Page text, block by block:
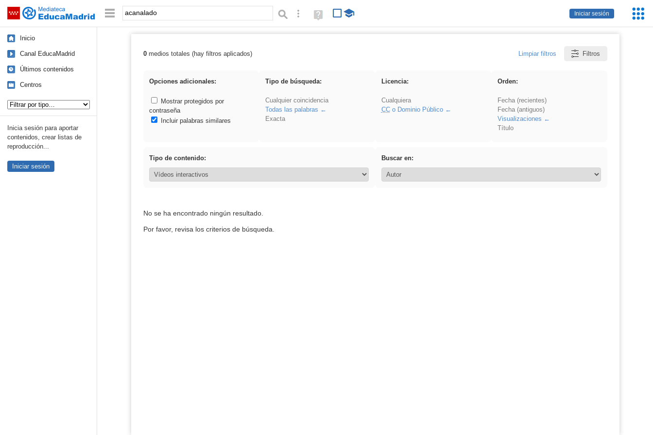
Saltar navegación
Iniciar sesión
Palabra o frase: Búsqueda avanzada
Ayuda
(en
Inicio
Canal EducaMadrid
Últimos contenidos
Centros
Inicia sesión para aportar
contenidos, crear listas de
reproducción...
Iniciar sesión
Resultados de: acanalado
0medios totales (hay filtros aplicados) Limpiar filtros Filtros
Opciones adicionales:
Mostrar protegidos por
contraseña
Incluir palabras similares
Tipo de búsqueda:
Cualquier coincidencia
Todas las palabras
Exacta
Licencia:
Cualquiera
CCo Dominio Público
Orden:
Fecha (recientes)
Fecha (antiguos)
Visualizaciones
Título
Tipo de contenido: Buscar en:
No se ha encontrado ningún resultado.
Por favor, revisa los criterios de búsqueda.